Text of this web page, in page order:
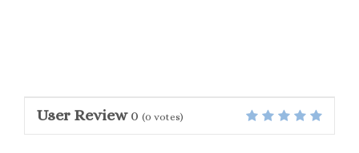
User Review 0 (0 votes)